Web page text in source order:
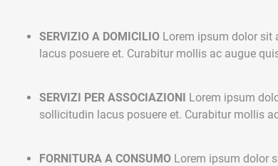
SERVIZIO A DOMICILIO Lorem ipsum dolor sit
lacus posuere et. Curabitur mollis ac augue
SERVIZI PER ASSOCIAZIONI Lorem ipsum
sollicitudin lacus posuere et. Curabitur mollis
FORNITURA A CONSUMO Lorem ipsum dolor